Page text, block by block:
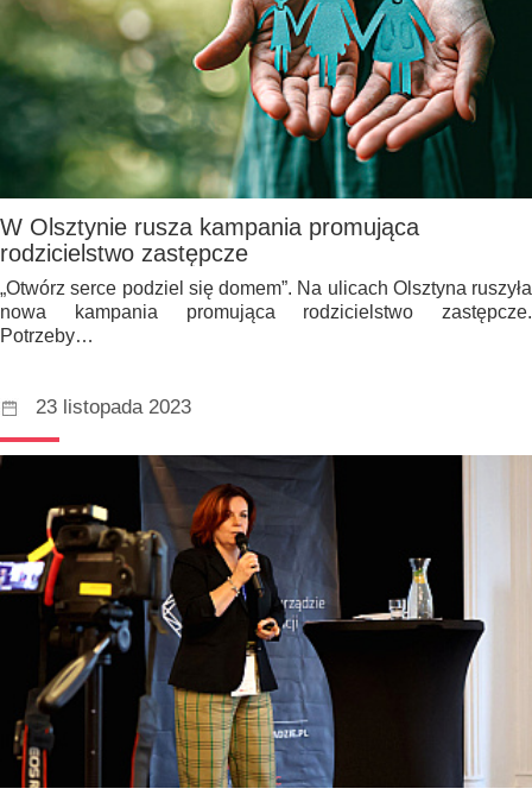
W Olsztynie rusza kampania promująca
rodzicielstwo zastępcze
„Otwórz serce podziel się domem”. Na ulicach Olsztyna ruszyła
nowa kampania promująca rodzicielstwo zastępcze.
Potrzeby…
23 listopada 2023